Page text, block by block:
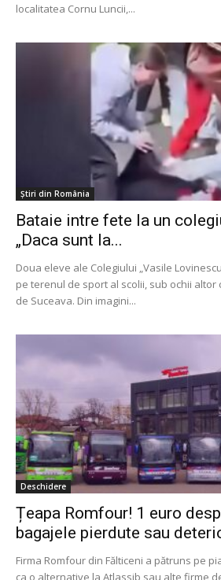
localitatea Cornu Luncii,...
Știri din România
Bataie intre fete la un
„Daca sunt la...
Doua eleve ale Colegiului „Vasile
pe terenul de sport al scolii, sub ochii altor
de Suceava. Din imagini...
Deschidere
Țeapa Romfour! 1 euro
bagajele pierdute sau
Firma Romfour din Fălticeni a pătruns pe
ca o alternative la Atlassib sau alte firme